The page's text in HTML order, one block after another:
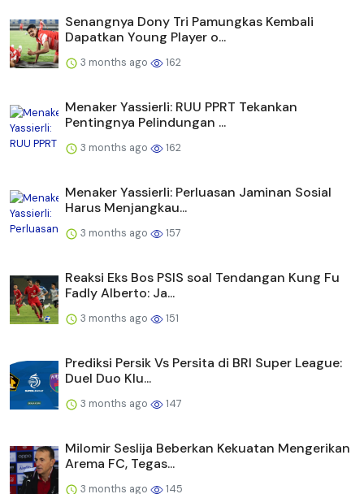
Senangnya Dony Tri Pamungkas Kembali
Dapatkan Young Player o...
3 months ago 162
Menaker Yassierli: RUU PPRT Tekankan
Pentingnya Pelindungan ...
3 months ago 162
Menaker Yassierli: Perluasan Jaminan Sosial
Harus Menjangkau...
3 months ago 157
Reaksi Eks Bos PSIS soal Tendangan Kung Fu
Fadly Alberto: Ja...
3 months ago 151
Prediksi Persik Vs Persita di BRI Super League:
Duel Duo Klu...
3 months ago 147
Milomir Seslija Beberkan Kekuatan Mengerikan
Arema FC, Tegas...
3 months ago 145